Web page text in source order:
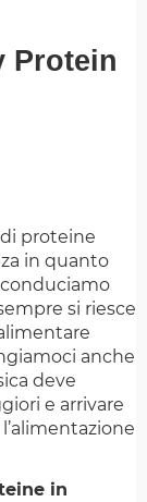
Protein
proteine
in quanto
si riesce
anche
deve
e arrivare
in